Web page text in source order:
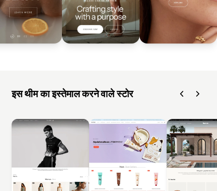
इस थीम का इस्तेमाल करने वाले स्टोर